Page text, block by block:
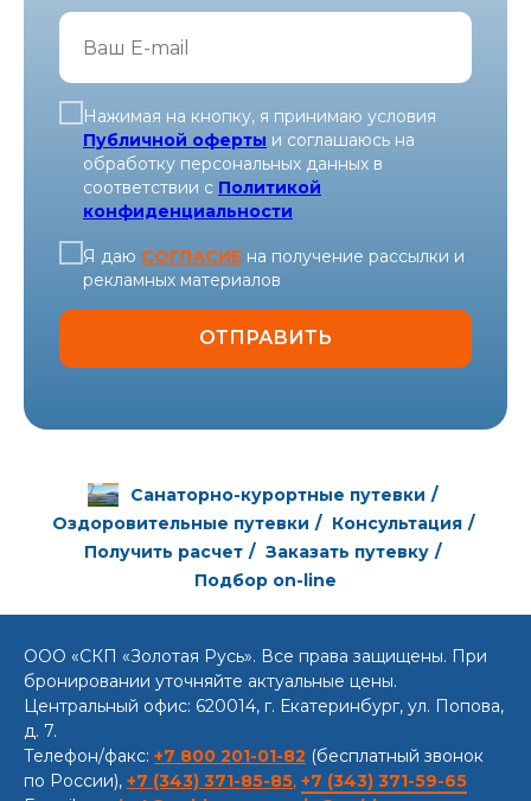
Нажимая на кнопку, я принимаю условия
Публичной оферты и соглашаюсь на
обработку персональных данных в
соответствии c Политикой
конфиденциальности
Я даю СОГЛАСИЕ на получение рассылки и
рекламных материалов
ОТПРАВИТЬ
Санаторно-курортные путевки /
Оздоровительные путевки / Консультация /
Получить расчет / Заказать путевку /
Подбор on-line
ООО «СКП «Золотая Русь». Все права защищены. При
бронировании уточняйте актуальные цены.
Центральный офис: 620014, г. Екатеринбург, ул. Попова,
д. 7.
Телефон/факс: +7 800 201-01-82 (бесплатный звонок
по России), +7 (343) 371-85-85, +7 (343) 371-59-65